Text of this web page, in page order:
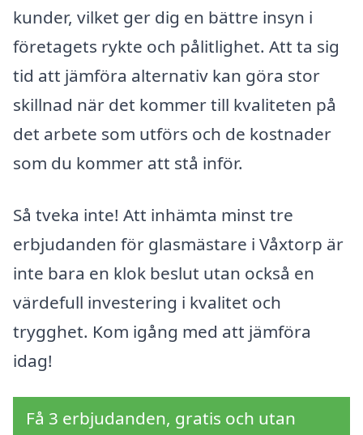
kunder, vilket ger dig en bättre insyn i
företagets rykte och pålitlighet. Att ta sig
tid att jämföra alternativ kan göra stor
skillnad när det kommer till kvaliteten på
det arbete som utförs och de kostnader
som du kommer att stå inför.
Så tveka inte! Att inhämta minst tre
erbjudanden för glasmästare i Våxtorp är
inte bara en klok beslut utan också en
värdefull investering i kvalitet och
trygghet. Kom igång med att jämföra
idag!
Få 3 erbjudanden, gratis och utan